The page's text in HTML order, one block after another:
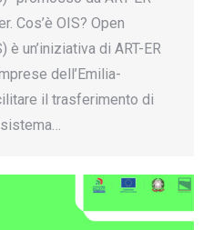
Cos’è OIS? Open
un’iniziativa di ART-ER
dell’Emilia-
il trasferimento di